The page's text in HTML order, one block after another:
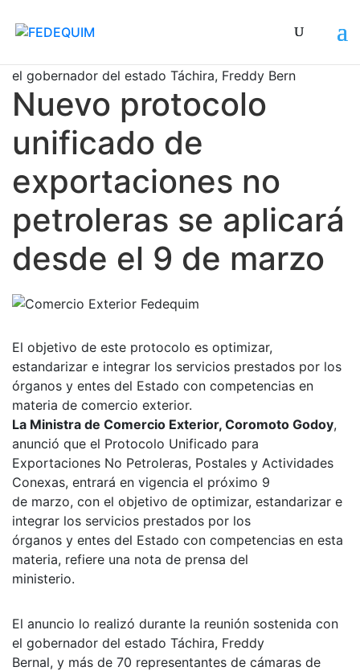
el gobernador del estado Táchira, Freddy Bernal
Nuevo protocolo
unificado de
exportaciones no
petroleras se aplicará
desde el 9 de marzo
El objetivo de este protocolo es optimizar,
estandarizar e integrar los servicios prestados por los
órganos y entes del Estado con competencias en
materia de comercio exterior.
La Ministra de Comercio Exterior, Coromoto Godoy,
anunció que el Protocolo Unificado para
Exportaciones No Petroleras, Postales y Actividades
Conexas, entrará en vigencia el próximo 9
de marzo, con el objetivo de optimizar, estandarizar e
integrar los servicios prestados por los
órganos y entes del Estado con competencias en esta
materia, refiere una nota de prensa del
ministerio.
El anuncio lo realizó durante la reunión sostenida con
el gobernador del estado Táchira, Freddy
Bernal, y más de 70 representantes de cámaras de